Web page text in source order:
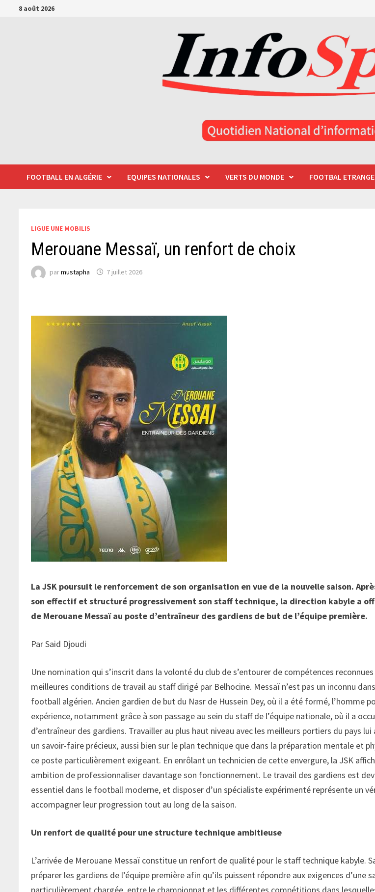
Passer8 août 2026
FOOTBALL EN ALGÉRIE EQUIPES NATIONALES VERTS DU MONDE FOOTBAL
LIGUE UNE MOBILIS
Merouane Messaï, un renfort de choix
parmustapha 7 juillet 2026
La JSK poursuit le renforcement de son organisation en vue de la nouvelle saison.
son effectif et structuré progressivement son staff technique, la direction kabyle a
de Merouane Messaï au poste d’entraîneur des gardiens de but de l’équipe première.
Par Said Djoudi
Une nomination qui s’inscrit dans la volonté du club de s’entourer de compétences
meilleures conditions de travail au staff dirigé par Belhocine. Messaï n’est pas un inconnu
football algérien. Ancien gardien de but du Nasr de Hussein Dey, où il a été formé, l’homme
expérience, notamment grâce à son passage au sein du staff de l’équipe nationale, où il a
d’entraîneur des gardiens. Travailler au plus haut niveau avec les meilleurs portiers du pays lui
un savoir-faire précieux, aussi bien sur le plan technique que dans la préparation mentale et
ce poste particulièrement exigeant. En enrôlant un technicien de cette envergure, la JSK
ambition de professionnaliser davantage son fonctionnement. Le travail des gardiens est
essentiel dans le football moderne, et disposer d’un spécialiste expérimenté représente un
accompagner leur progression tout au long de la saison.
Un renfort de qualité pour une structure technique ambitieuse
L’arrivée de Merouane Messaï constitue un renfort de qualité pour le staff technique kabyle.
préparer les gardiens de l’équipe première afin qu’ils puissent répondre aux exigences d’une
particulièrement chargée, entre le championnat et les différentes compétitions dans